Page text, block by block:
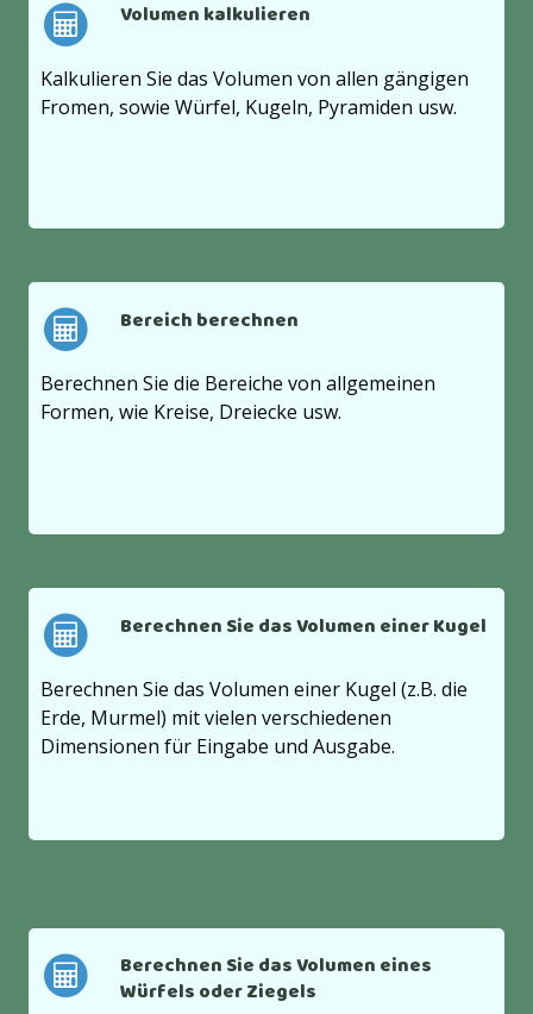
Volumen kalkulieren
Kalkulieren Sie das Volumen von allen gängigen
Fromen, sowie Würfel, Kugeln, Pyramiden usw.
Bereich berechnen
Berechnen Sie die Bereiche von allgemeinen
Formen, wie Kreise, Dreiecke usw.
Berechnen Sie das Volumen einer Kugel
Berechnen Sie das Volumen einer Kugel (z.B. die
Erde, Murmel) mit vielen verschiedenen
Dimensionen für Eingabe und Ausgabe.
Berechnen Sie das Volumen eines
Würfels oder Ziegels